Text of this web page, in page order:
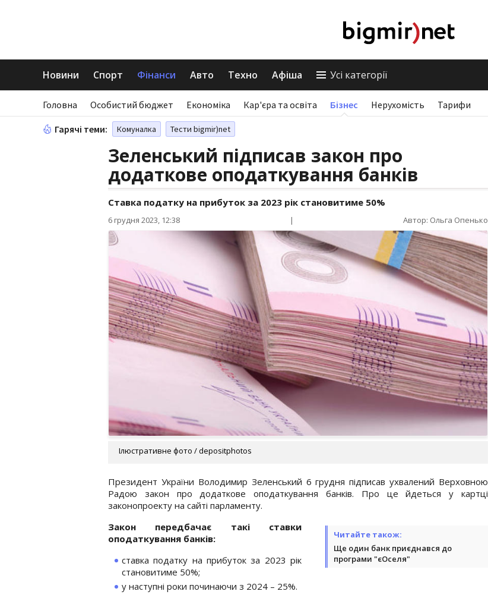
Новини Спорт Фінанси Авто Техно Афіша Усі категорії
Головна Особистий бюджет Економіка Кар'єра та освіта Бізнес Нерухомість Тарифи
Гарячі теми: Комуналка Тести bigmir)net
Зеленський підписав закон про
додаткове оподаткування банків
Ставка податку на прибуток за 2023 рік становитиме 50%
6 грудня 2023, 12:38 | Автор: Ольга Опенько
Ілюстративне фото / depositphotos
Президент України Володимир Зеленський 6 грудня підписав ухвалений Верховною
Радою закон про додаткове оподаткування банків. Про це йдеться у картці
законопроекту на сайті парламенту.
Читайте також:
Ще один банк приєднався до
програми "єОселя"
Закон передбачає такі ставки
оподаткування банків:
ставка податку на прибуток за 2023 рік
становитиме 50%;
у наступні роки починаючи з 2024 – 25%.